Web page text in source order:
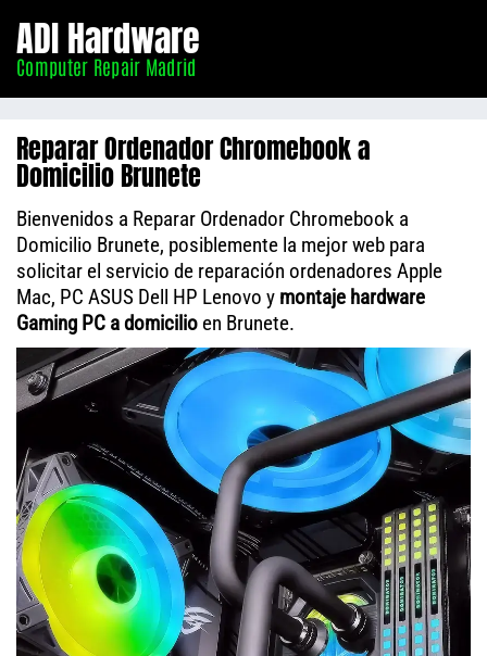
Madrid
ADI Hardware
Computer Repair Madrid
Reparar Ordenador Chromebook a
Domicilio Brunete
Bienvenidos a Reparar Ordenador Chromebook a
Domicilio Brunete, posiblemente la mejor web para
solicitar el servicio de reparación ordenadores Apple
Mac, PC ASUS Dell HP Lenovo y montaje hardware
Gaming PC a domicilio en Brunete.